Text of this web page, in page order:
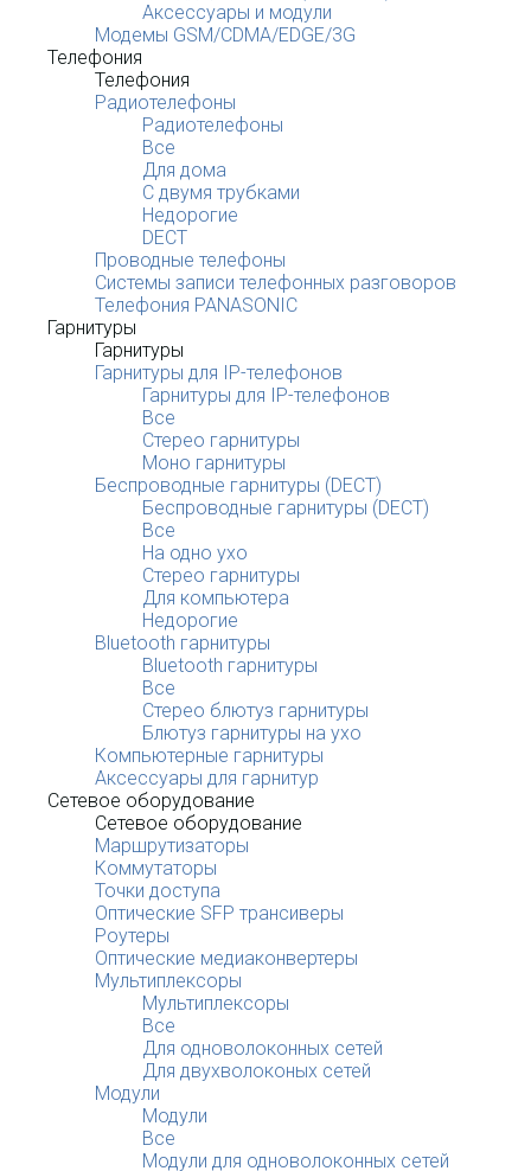
Аксессуары и модули
Модемы GSM/CDMA/EDGE/3G
Телефония
Телефония
Радиотелефоны
Радиотелефоны
Все
Для дома
С двумя трубками
Недорогие
DECT
Проводные телефоны
Системы записи телефонных разговоров
Телефония PANASONIC
Гарнитуры
Гарнитуры
Гарнитуры для IP-телефонов
Гарнитуры для IP-телефонов
Все
Стерео гарнитуры
Моно гарнитуры
Беспроводные гарнитуры (DECT)
Беспроводные гарнитуры (DECT)
Все
На одно ухо
Стерео гарнитуры
Для компьютера
Недорогие
Bluetooth гарнитуры
Bluetooth гарнитуры
Все
Стерео блютуз гарнитуры
Блютуз гарнитуры на ухо
Компьютерные гарнитуры
Аксессуары для гарнитур
Сетевое оборудование
Сетевое оборудование
Маршрутизаторы
Коммутаторы
Точки доступа
Оптические SFP трансиверы
Роутеры
Оптические медиаконвертеры
Мультиплексоры
Мультиплексоры
Все
Для одноволоконных сетей
Для двухволоконых сетей
Модули
Модули
Все
Модули для одноволоконных сетей